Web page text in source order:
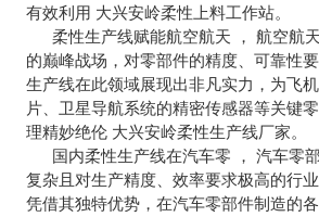
有效利用 大兴安岭柔性上料工作站。
柔性生产线赋能航空航天 ， 航空航
的巅峰战场，对零部件的精度、可靠性
生产线在此领域展现出非凡实力，为飞
片、卫星导航系统的精密传感器等关键
理精妙绝伦 大兴安岭柔性生产线厂家。
国内柔性生产线在汽车零 ， 汽车零
复杂且对生产精度、效率要求极高的行
凭借其独特优势，在汽车零部件制造的